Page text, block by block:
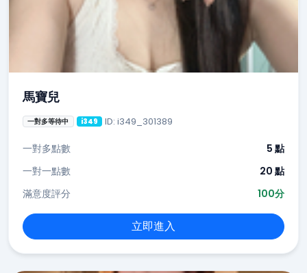
馬寶兒
一對多等待中 i349 ID: i349_301389
一對多點數
5 點
一對一點數
20 點
滿意度評分
100分
立即進入